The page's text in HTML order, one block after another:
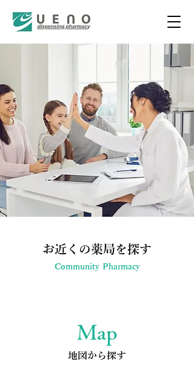
お近くの薬局を探す
Community Pharmacy
Map
地図から探す